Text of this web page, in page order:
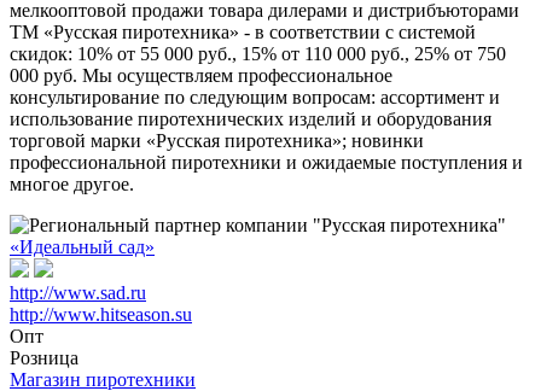
мелкооптовой продажи товара дилерами и дистрибъюторами
ТМ «Русская пиротехника» - в соответствии с системой
скидок: 10% от 55 000 руб., 15% от 110 000 руб., 25% от 750
000 руб. Мы осуществляем профессиональное
консультирование по следующим вопросам: ассортимент и
использование пиротехнических изделий и оборудования
торговой марки «Русская пиротехника»; новинки
профессиональной пиротехники и ожидаемые поступления и
многое другое.
«Идеальный сад»
http://www.sad.ru
http://www.hitseason.su
Опт
Розница
Магазин пиротехники